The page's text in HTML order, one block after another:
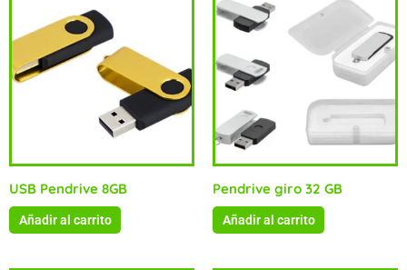
USB Pendrive 8GB
Añadir al carrito
Pendrive giro 32 GB
Añadir al carrito